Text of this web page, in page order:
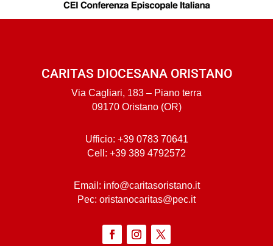
CARITAS DIOCESANA ORISTANO
Via Cagliari, 183 – Piano terra
09170 Oristano (OR)
Ufficio: +39 0783 70641
Cell: +39 389 4792572
Email: info@caritasoristano.it
Pec: oristanocaritas@pec.it